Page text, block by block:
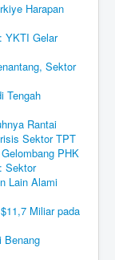
Harapan
YKTI Gelar
Sektor
Tengah
Rantai
Sektor TPT
PHK
Sektor
Lain Alami
Miliar pada
Benang